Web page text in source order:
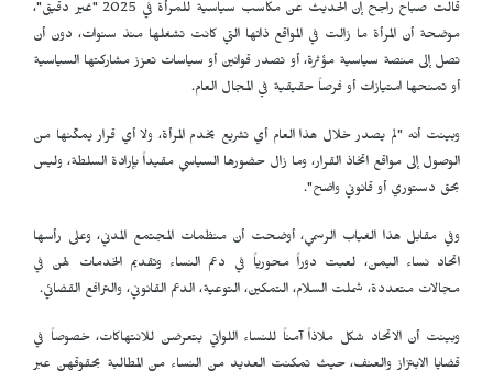
قالت صباح راجح إن الحديث عن مكاسب سياسية للمرأة في 2025 "غير دقيق"،
موضحة أن المرأة ما زالت في المواقع ذاتها التي كانت تشغلها منذ سنوات، دون أن
تصل إلى منصة سياسية مؤثرة، أو تصدر قوانين أو سياسات تعزز مشاركتها السياسية
أو تمنحها امتيازات أو فرصاً حقيقية في المجال العام.
وبينت أنه "لم يصدر خلال هذا العام أي تشريع يخدم المرأة، ولا أي قرار يمكّنها من
الوصول إلى مواقع اتخاذ القرار، وما زال حضورها السياسي مقيداً بإرادة السلطة، وليس
بحق دستوري أو قانوني واضح".
وفي مقابل هذا الغياب الرسمي، أوضحت أن منظمات المجتمع المدني، وعلى رأسها
اتحاد نساء اليمن، لعبت دوراً محورياً في دعم النساء وتقديم الخدمات لهن في
مجالات متعددة، شملت السلام، التمكين، التوعية، الدعم القانوني، والترافع القضائي.
وبينت أن الاتحاد شكل ملاذاً آمناً للنساء اللواتي يتعرضن للانتهاكات، خصوصاً في
قضايا الابتزاز والعنف، حيث تمكنت العديد من النساء من المطالبة بحقوقهن عبر